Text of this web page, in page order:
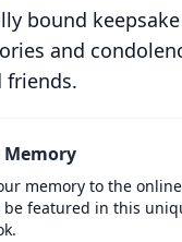
bound
and
friends.
Memory
memory to the online
be featured in this